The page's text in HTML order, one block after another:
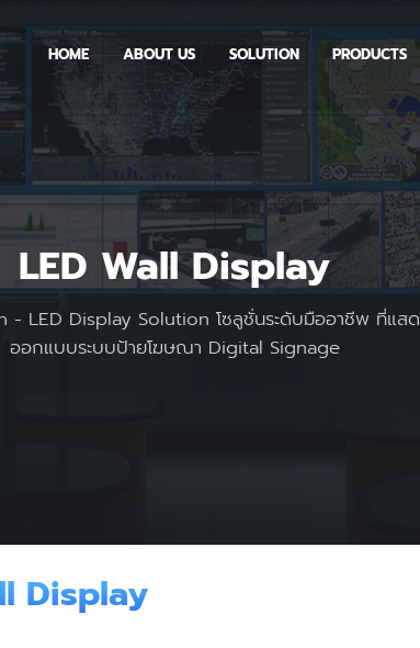
HOME ABOUT US SOLUTION PRODUCTS
LED Wall Display
- LED Display Solution โซลูชั่นระดับมืออาชีพ ที่แส
ออกแบบระบบป้ายโฆษณา Digital Signage
Display